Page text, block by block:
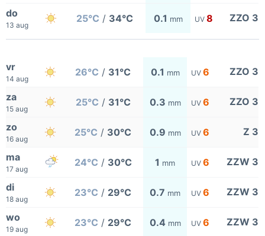
do
13 aug
25°C / 34°C 0.1 mm UV 8 ZZO 3
vr
14 aug
26°C / 31°C 0.1 mm UV 6 ZZO 3
za
15 aug
25°C / 31°C 0.3 mm UV 6 ZZO 3
zo
16 aug
25°C / 30°C 0.9 mm UV 6 Z 3
ma
17 aug
24°C / 30°C 1 mm UV 6 ZZW 3
di
18 aug
23°C / 29°C 0.7 mm UV 6 ZZW 3
wo
19 aug
23°C / 29°C 0.4 mm UV 6 ZZW 3